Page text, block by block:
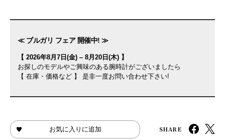
≪ ブルガリ フェア 開催中! ≫
【 2026年8月7日(金) – 8月20日(木) 】
お探しのモデルやご興味のある腕時計がございましたら
【 在庫・価格など 】 是非一度お問い合わせ下さい!
お気に入りに追加 SHARE